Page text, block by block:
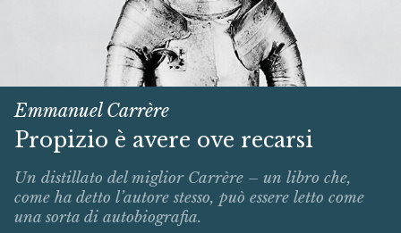
Emmanuel Carrère
Propizio è avere ove recarsi
Un distillato del miglior Carrère – un libro che,
come ha detto l’autore stesso, può essere letto come
una sorta di autobiografia.